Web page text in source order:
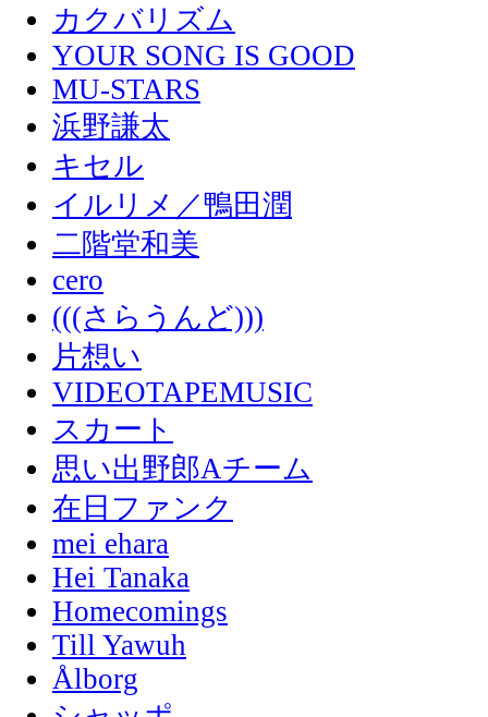
カクバリズム
YOUR SONG IS GOOD
MU-STARS
浜野謙太
キセル
イルリメ／鴨田潤
二階堂和美
cero
(((さらうんど)))
片想い
VIDEOTAPEMUSIC
スカート
思い出野郎Aチーム
在日ファンク
mei ehara
Hei Tanaka
Homecomings
Till Yawuh
Ålborg